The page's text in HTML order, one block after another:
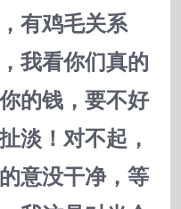
有鸡毛关系
我看你们真的
的钱，要不好
淡！对不起，
意没干净，等